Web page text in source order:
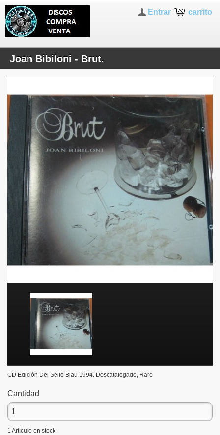
carrito
Entrar
Joan Bibiloni - Brut.
CD Edición Del Sello Blau 1994. Descatalogado, Raro
Cantidad
1 Artículo en stock